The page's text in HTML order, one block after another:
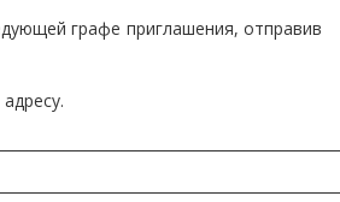
графе приглашения, отправив